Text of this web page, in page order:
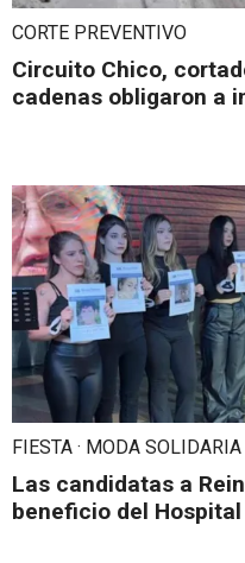
CORTE PREVENTIVO
Circuito Chico,
cadenas obligaron a
FIESTA · MODA SOLIDARIA
Las candidatas a
beneficio del